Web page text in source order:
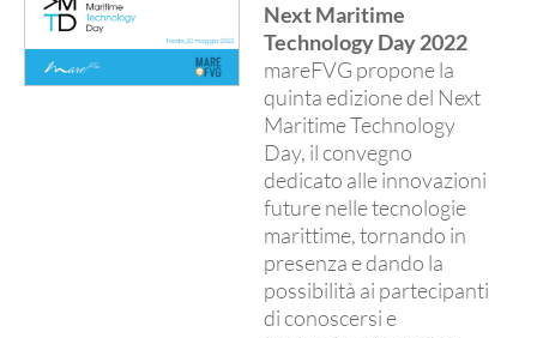
Next Maritime
Technology Day 2022
mareFVG propone la
quinta edizione del Next
Maritime Technology
Day, il convegno
dedicato alle innovazioni
future nelle tecnologie
marittime, tornando in
presenza e dando la
possibilità ai partecipanti
di conoscersi e